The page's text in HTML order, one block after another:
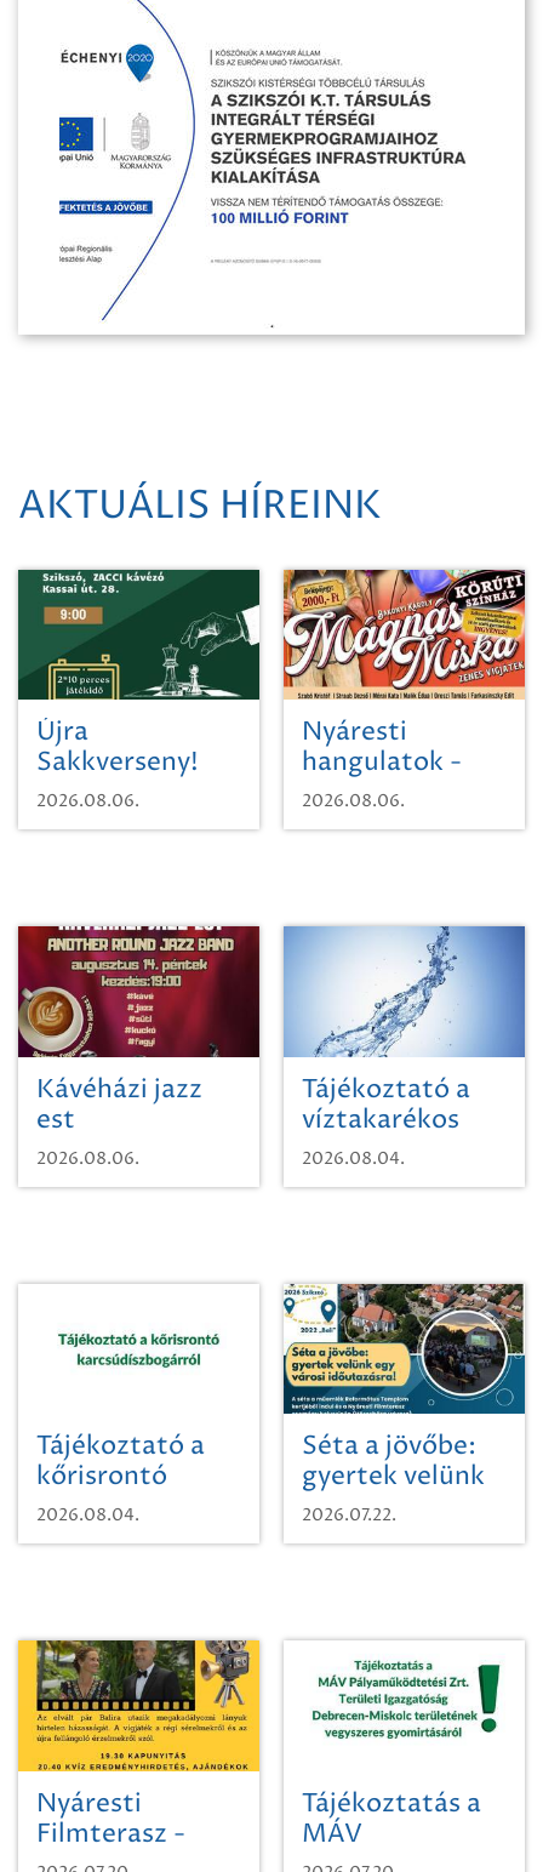
AKTUÁLIS HÍREINK
Újra
Sakkverseny!
2026.08.06.
Nyáresti
hangulatok -
Mágnás Miska
2026.08.06.
Kávéházi jazz
est
2026.08.06.
Tájékoztató a
víztakarékos
vízhasználatról
2026.08.04.
Tájékoztató a
kőrisrontó
karcsúdíszbogárról
2026.08.04.
Séta a jövőbe:
gyertek velünk
egy városi
időutazásra!
2026.07.22.
Nyáresti
Filmterasz -
Beugró a
Tájékoztatás a
MÁV
Pályaműködtetési